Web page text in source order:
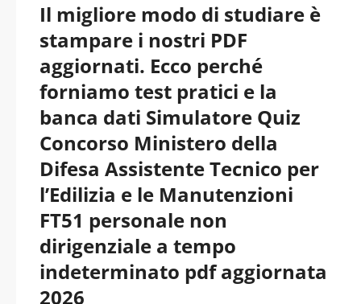
Il migliore modo di studiare è
stampare i nostri PDF
aggiornati. Ecco perché
forniamo test pratici e la
banca dati Simulatore Quiz
Concorso Ministero della
Difesa Assistente Tecnico per
l’Edilizia e le Manutenzioni
FT51 personale non
dirigenziale a tempo
indeterminato pdf aggiornata
2026